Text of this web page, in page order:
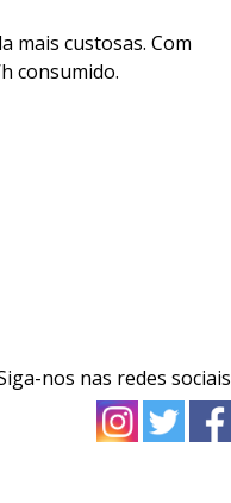
mais custosas. Com
consumido.
nos nas redes sociais